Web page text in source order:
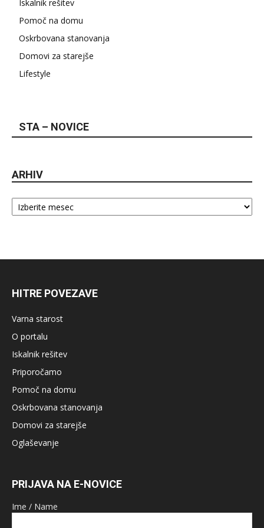
Iskalnik rešitev
Pomoč na domu
Oskrbovana stanovanja
Domovi za starejše
Lifestyle
STA – NOVICE
ARHIV
Arhiv
HITRE POVEZAVE
Varna starost
O portalu
Iskalnik rešitev
Priporočamo
Pomoč na domu
Oskrbovana stanovanja
Domovi za starejše
Oglaševanje
PRIJAVA NA E-NOVICE
Ime / Name